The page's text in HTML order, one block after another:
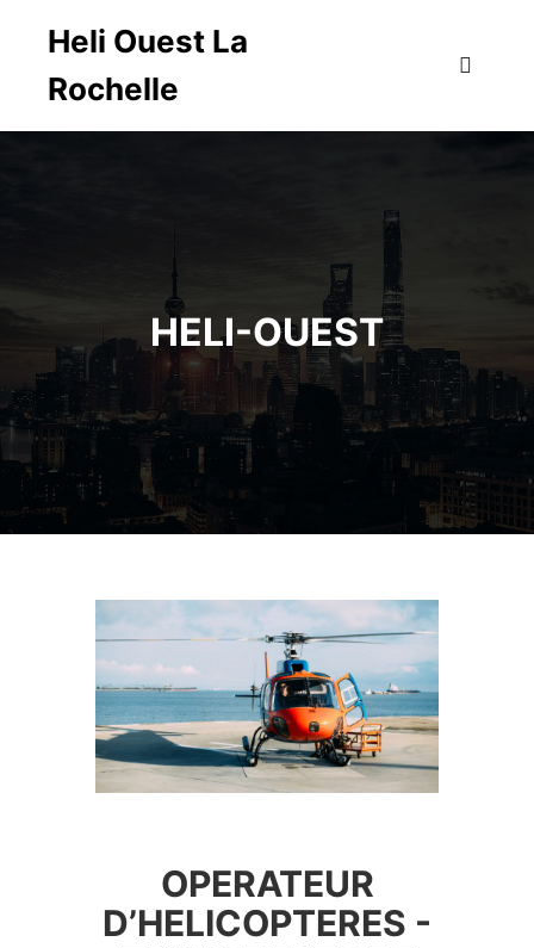
Heli Ouest La
Rochelle
HELI-OUEST
OPERATEUR
D’HELICOPTERES -